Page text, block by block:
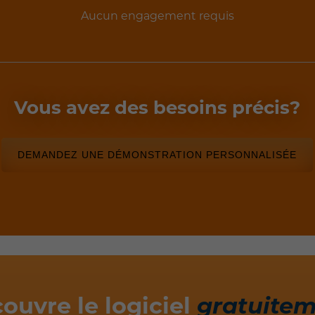
Aucun engagement requis
Vous avez des besoins précis?
DEMANDEZ UNE DÉMONSTRATION PERSONNALISÉE
le logiciel